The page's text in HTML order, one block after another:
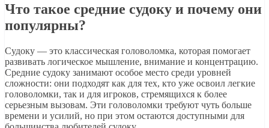
Что такое средние судоку и почему они
популярны?
Судоку — это классическая головоломка, которая помогает
развивать логическое мышление, внимание и концентрацию.
Средние судоку занимают особое место среди уровней
сложности: они подходят как для тех, кто уже освоил легкие
головоломки, так и для игроков, стремящихся к более
серьезным вызовам. Эти головоломки требуют чуть больше
времени и усилий, но при этом остаются доступными для